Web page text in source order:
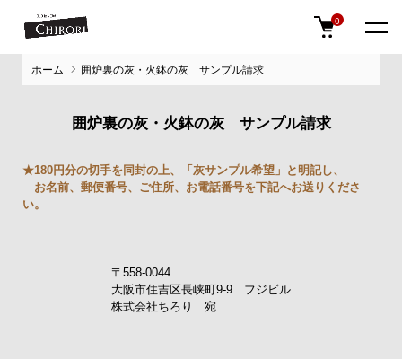
0
ホーム 囲炉裏の灰・火鉢の灰 サンプル請求
囲炉裏の灰・火鉢の灰 サンプル請求
★180円分の切手を同封の上、「灰サンプル希望」と明記し、
お名前、郵便番号、ご住所、お電話番号を下記へお送りくださ
い。
〒558-0044
大阪市住吉区長峡町9-9 フジビル
株式会社ちろり 宛